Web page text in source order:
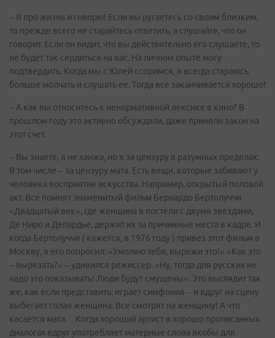
– Я про жизнь и говорю! Если вы ругаетесь со своим близким,
то прежде всего не старайтесь ответить, а слушайте, что он
говорит. Если он видит, что вы действительно его слушаете, то
не будет так сердиться на вас. На личном опыте могу
подтвердить. Когда мы с Юлей ссоримся, я всегда стараюсь
больше молчать и слушать ее. Тогда все заканчивается хорошо!
– А как вы относитесь к ненормативной лексике в кино? В
прошлом году это активно обсуждали, даже приняли закон на
этот счет.
– Вы знаете, я не ханжа, но я за цензуру в разумных пределах.
В том числе – за цензуру мата. Есть вещи, которые забивают у
человека восприятие искусства. Например, открытый половой
акт. Все помнят знаменитый фильм Бернардо Бертолуччи
«Двадцатый век», где женщина в постели с двумя звездами,
Де Ниро и Депардье, держит их за причинные места в кадре. И
когда Бертолуччи ( кажется, в 1976 году ) привез этот фильм в
Москву, я его попросил: «Умоляю тебя, вырежи это!» «Как это
– вырезать?» – удивился режиссер. «Ну, тогда для русских не
надо это показывать! Люди будут смущены». Это выглядит так
же, как если представить: играет симфония – и вдруг на сцену
выбегает голая женщина. Все смотрят на женщину! А что
касается мата… Когда хороший артист в хорошо прописанных
диалогах вдруг употребляет матерные слова якобы для